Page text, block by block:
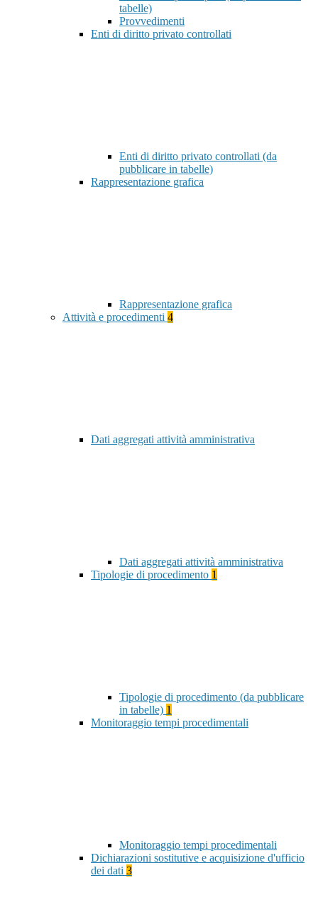
tabelle)
Provvedimenti
Enti di diritto privato controllati
Enti di diritto privato controllati (da
pubblicare in tabelle)
Rappresentazione grafica
Rappresentazione grafica
Attività e procedimenti 4
Dati aggregati attività amministrativa
Dati aggregati attività amministrativa
Tipologie di procedimento 1
Tipologie di procedimento (da pubblicare
in tabelle) 1
Monitoraggio tempi procedimentali
Monitoraggio tempi procedimentali
Dichiarazioni sostitutive e acquisizione d'ufficio
dei dati 3